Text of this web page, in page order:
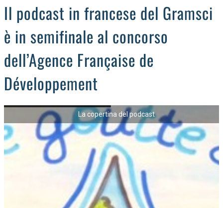
Il podcast in francese del Gramsci
è in semifinale al concorso
dell’Agence Française de
Développement
La copertina del podcast